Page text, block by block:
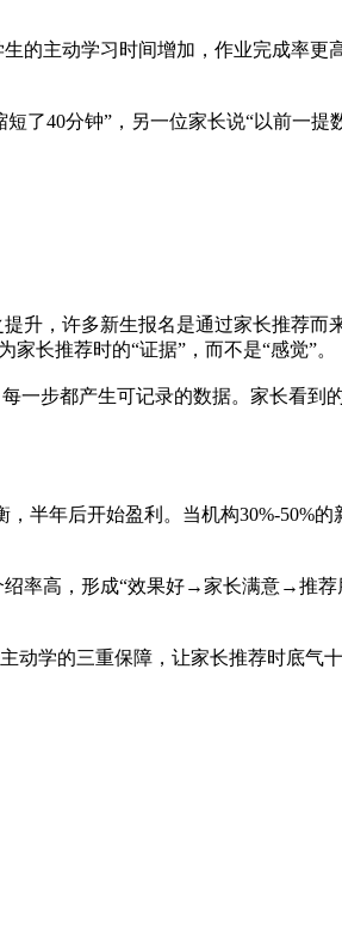
的主动学习时间增加，作业完成率更
了40分钟”，另一位家长说“以前一
升，许多新生报名是通过家长推荐
长推荐时的“证据”，而不是“感觉”。
步都产生可记录的数据。家长看到
半年后开始盈利。当机构30%-50%
绍率高，形成“效果好→家长满意→推
动学的三重保障，让家长推荐时底气